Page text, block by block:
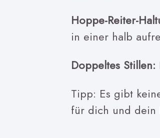
Hoppe-Reiter-
in einer halb
Doppeltes Stillen:
Tipp: Es gibt
für dich und dein